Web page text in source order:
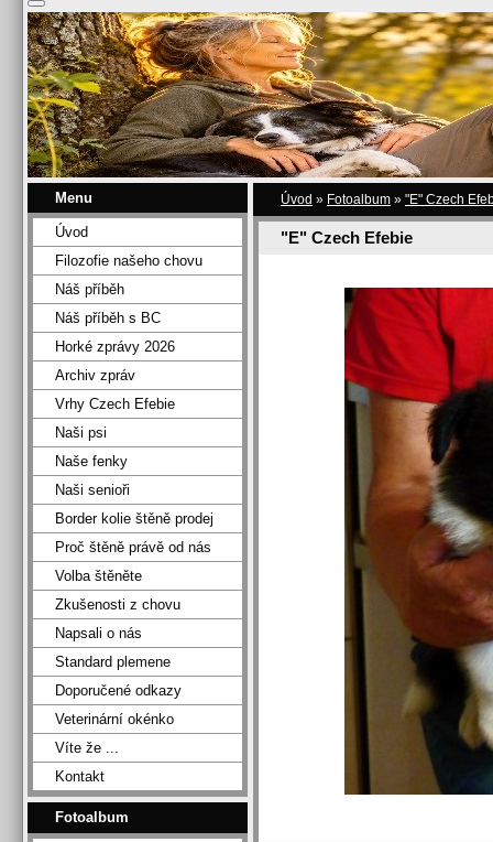
Úvod » Fotoalbum » "E" Czech
"E" Czech Efebie
Menu
Úvod
Filozofie našeho chovu
Náš příběh
Náš příběh s BC
Horké zprávy 2026
Archiv zpráv
Vrhy Czech Efebie
Naši psi
Naše fenky
Naši senioři
Border kolie štěně prodej
Proč štěně právě od nás
Volba štěněte
Zkušenosti z chovu
Napsali o nás
Standard plemene
Doporučené odkazy
Veterinární okénko
Víte že ...
Kontakt
Fotoalbum